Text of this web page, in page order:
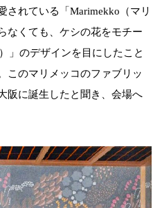
されている「Marimekko（マリ
なくても、ケシの花をモチー
」のデザインを目にしたこと
このマリメッコのファブリッ
阪に誕生したと聞き、会場へ